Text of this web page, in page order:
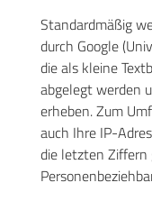
Standardmäßig
durch Google
die als kleine
abgelegt werden
erheben. Zum
auch Ihre IP-
die letzten Ziffern